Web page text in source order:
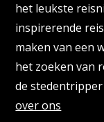
het leukste
inspirerende
maken van een
het zoeken van
de
over ons